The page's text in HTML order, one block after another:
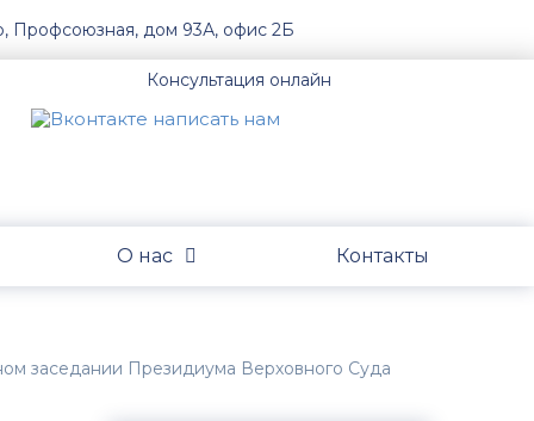
Профсоюзная, дом 93А, офис 2Б
Консультация онлайн
О нас Контакты
заседании Президиума Верховного Суда